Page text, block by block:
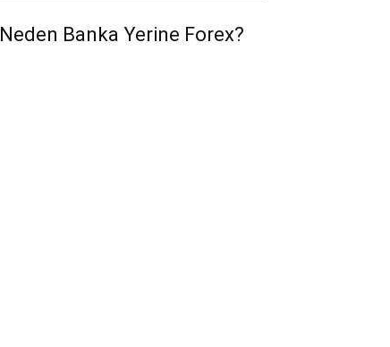
Neden Banka Yerine Forex?